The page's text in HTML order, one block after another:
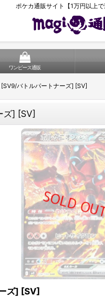
ポケカ通販サイト【1万円以上で
ワンピース通販
バトルパートナーズ] [SV]
ズ] [SV]
ズ] [SV]